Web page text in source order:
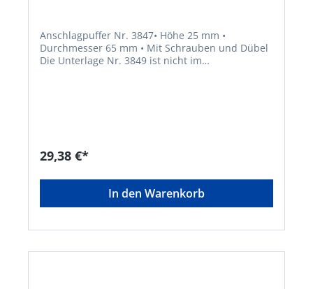
Anschlagpuffer Nr. 3847• Höhe 25 mm •
Durchmesser 65 mm • Mit Schrauben und Dübel
Die Unterlage Nr. 3849 ist nicht im
29,38 €*
In den Warenkorb